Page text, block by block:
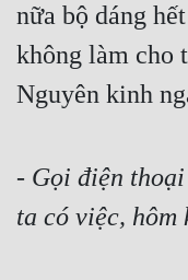
nữa bộ dáng
không làm cho
Nguyên kinh
- Gọi điện
ta có việc, hôm